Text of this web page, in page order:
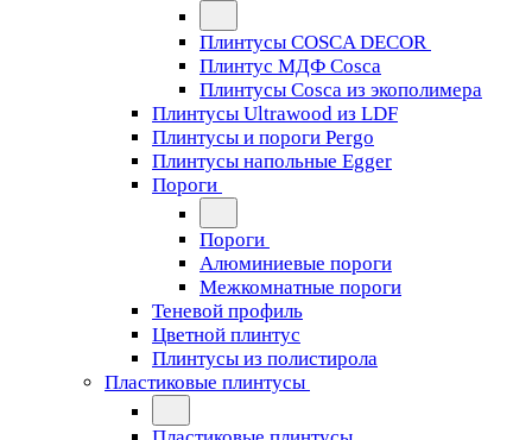
Плинтусы COSCA DECOR
Плинтус МДФ Cosca
Плинтусы Cosca из экополимера
Плинтусы Ultrawood из LDF
Плинтусы и пороги Pergo
Плинтусы напольные Egger
Пороги
Пороги
Алюминиевые пороги
Межкомнатные пороги
Теневой профиль
Цветной плинтус
Плинтусы из полистирола
Пластиковые плинтусы